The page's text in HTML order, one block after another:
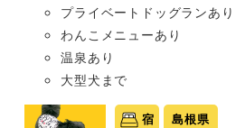
プライベートドッグランあり
わんこメニューあり
温泉あり
大型犬まで
宿 島根県